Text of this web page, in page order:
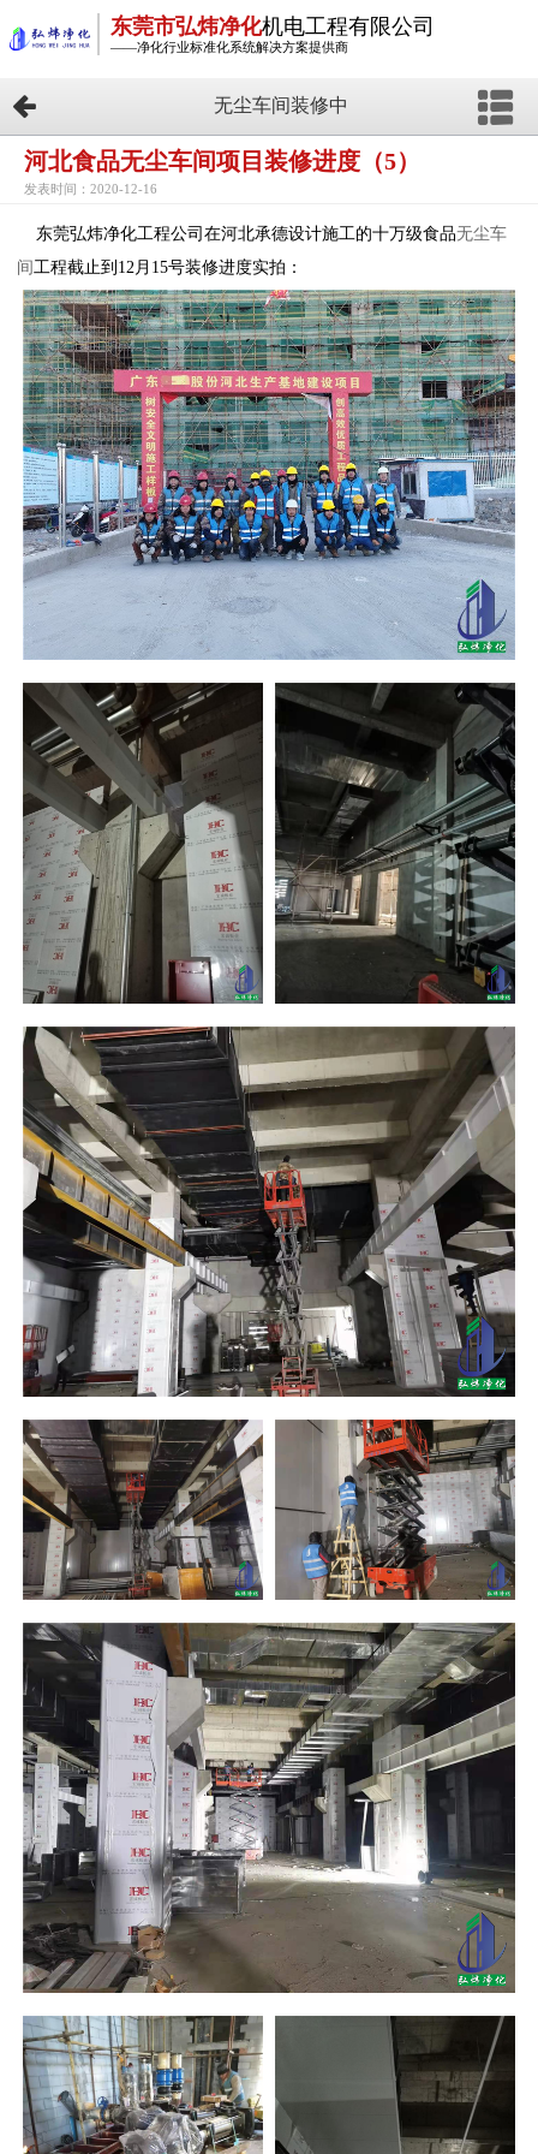
东莞市弘炜净化机电工程有限公司
——净化行业标准化系统解决方案提供商
无尘车间装修中
河北食品无尘车间项目装修进度（5）
发表时间：2020-12-16
东莞弘炜净化工程公司在河北承德设计施工的十万级食品无尘车
间工程截止到12月15号装修进度实拍：